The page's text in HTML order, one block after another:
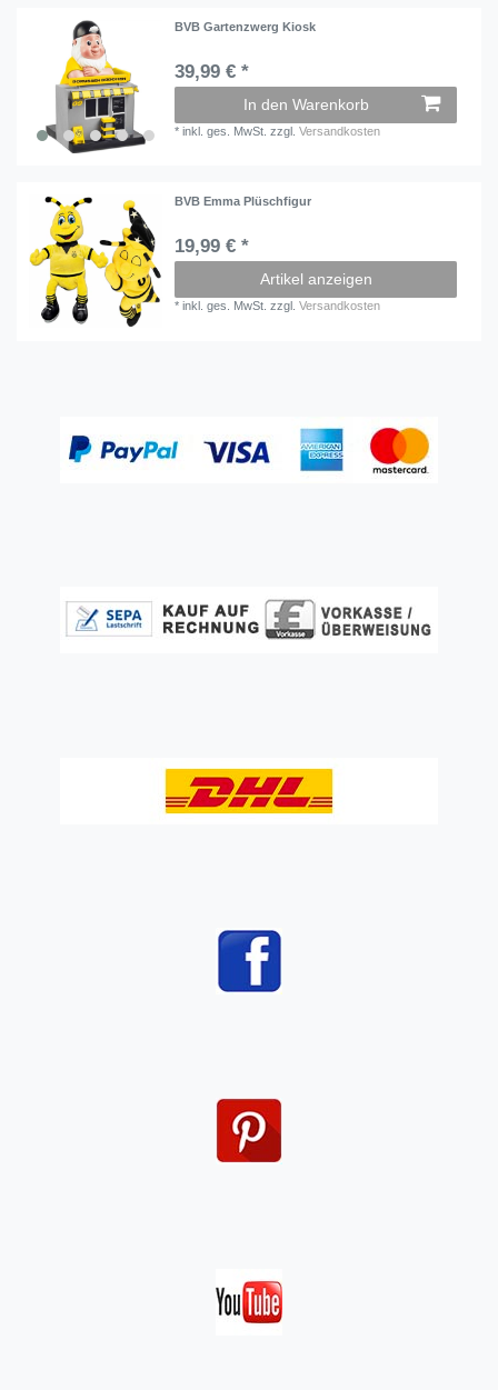
BVB Gartenzwerg Kiosk
39,99 € *
In den Warenkorb
*inkl. ges. MwSt. zzgl.Versandkosten
BVB Emma Plüschfigur
19,99 € *
Artikel anzeigen
*inkl. ges. MwSt. zzgl.Versandkosten